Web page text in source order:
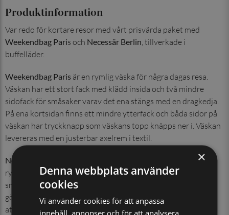
Produktinformation
Var redo för kortare resor med vårt prisvärda paket med
Weekendbag Paris och Necessär Berlin, tillverkade i
buffelläder.
Weekendbag Paris är en rymlig väska för några dagas resa.
Väskan har ett stort fack med klädd insida och två mindre
sidofack för småsaker varav det ena stängs med en dragkedja.
På ena kortsidan finns ett mindre ytterfack och båda sidor på
väskan har tryckknapp som väskans topp knäpps ner i. Väskan
levereras med en justerbar axelrem i textil.
Necessär Berlin
har en praktisk och tidlös design. Med ett
rymligt stort fack, ett litet fack med dragkedja och tre fack för
små flaskor är necessären riktigt praktiskt. En smart funktion
gör att necessären stannar i öppet läge när du öppnat den, så
att du enkelt kan plocka ut och i dina grejer.
×
Denna webbplats använder
cookies
Vi använder cookies för att anpassa
innehåll, annonser och för att analysera